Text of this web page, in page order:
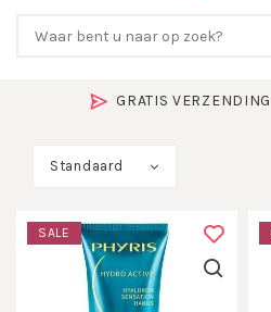
GRATIS
Standaard
SALE